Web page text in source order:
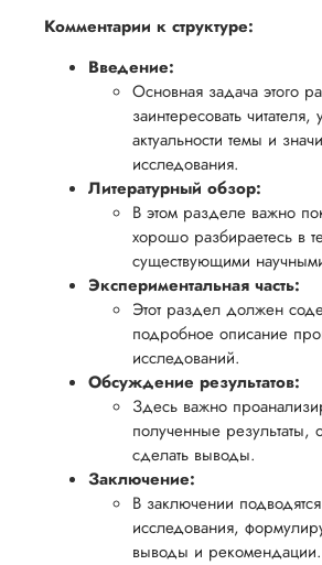
Комментарии к структуре:
Введение:
Основная задача этого
заинтересовать читателя,
актуальности темы и
исследования.
Литературный обзор:
В этом разделе важно
хорошо разбираетесь в
существующими
Экспериментальная часть:
Этот раздел должен
подробное описание
исследований.
Обсуждение результатов:
Здесь важно
полученные результаты,
сделать выводы.
Заключение:
В заключении подводятся
исследования,
выводы и рекомендации.